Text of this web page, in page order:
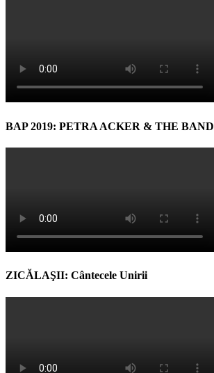
BAP 2019: PETRA ACKER & THE BAND
ZICĂLAŞII: Cântecele Unirii